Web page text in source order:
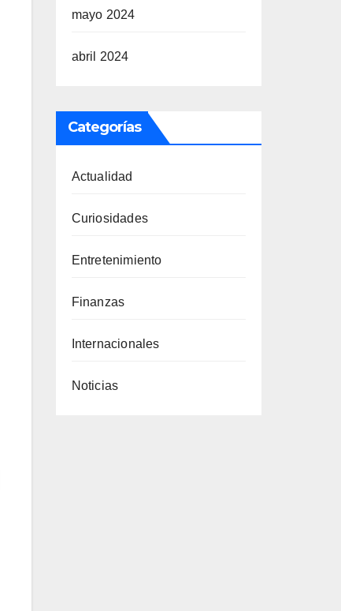
mayo 2024
abril 2024
Categorías
Actualidad
Curiosidades
Entretenimiento
Finanzas
Internacionales
Noticias